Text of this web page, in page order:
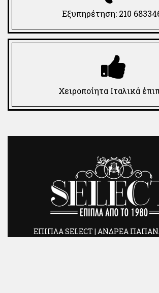
Εξυπηρέτηση: 210
Χειροποίητα Ιταλικά
ΕΠΙΠΛΑ SELECT | ΑΝΔΡΕΑ